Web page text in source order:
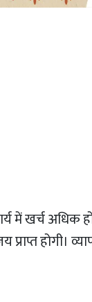
में खर्च
प्राप्त होगी।